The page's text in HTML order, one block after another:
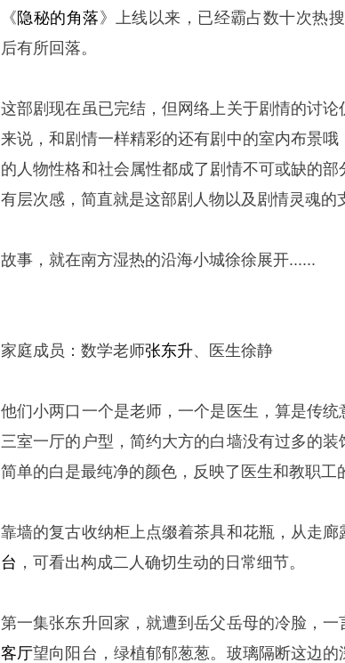
《 隐秘的角落 》上线以来，已经霸占数十次热
后有所回落。
这部剧现在虽已完结，但网络上关于剧情的讨
来说，和剧情一样精彩的还有剧中的室内布景
的人物性格和社会属性都成了剧情不可或缺的
有层次感，简直就是这部剧人物以及剧情灵魂的
故事，就在南方湿热的沿海小城徐徐展开......
家庭成员：数学老师张东升、医生徐静
他们小两口一个是老师，一个是医生，算是传
三室一厅的户型，简约大方的白墙没有过多的装
简单的白是最纯净的颜色，反映了医生和教职工
靠墙的复古收纳柜上点缀着茶具和花瓶，从走
台 ，可看出构成二人确切生动的日常细节。
第一集张东升回家，就遭到岳父岳母的冷脸，
客厅望向阳台，绿植郁郁葱葱。玻璃隔断这边